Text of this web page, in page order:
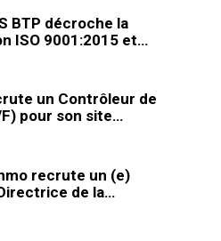
BTP décroche la
ISO 9001:2015 et…
un Contrôleur de
pour son site…
recrute un (e)
de la…